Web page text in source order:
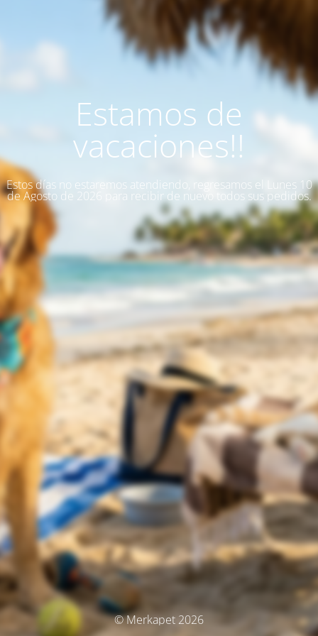
Estamos de
vacaciones!!
Estos días no estaremos atendiendo, regresamos el Lunes 10
de Agosto de 2026 para recibir de nuevo todos sus pedidos.
© Merkapet 2026